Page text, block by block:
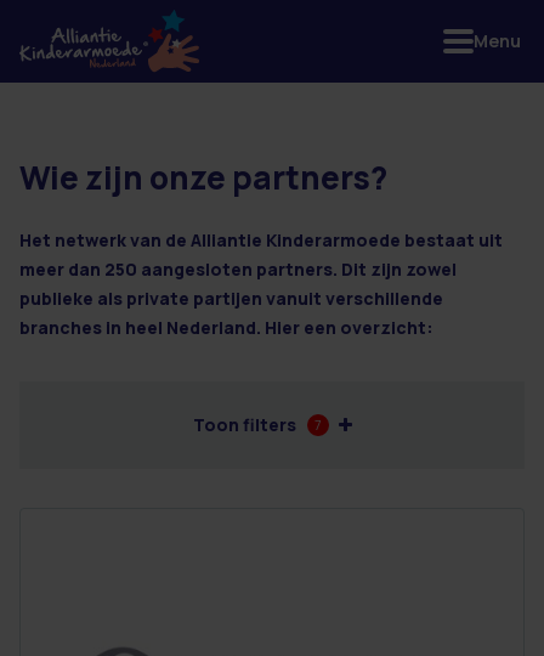
3 resultaten
Wie zijn onze partners?
Het netwerk van de Alliantie Kinderarmoede bestaat uit
meer dan 250 aangesloten partners. Dit zijn zowel
publieke als private partijen vanuit verschillende
branches in heel Nederland. Hier een overzicht:
Toon filters 7
Menu